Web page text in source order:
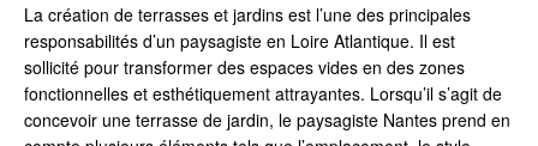
La création de terrasses et jardins est l’une des principales
responsabilités d’un paysagiste en Loire Atlantique. Il est
sollicité pour transformer des espaces vides en des zones
fonctionnelles et esthétiquement attrayantes. Lorsqu’il s’agit de
concevoir une terrasse de jardin, le paysagiste Nantes prend en